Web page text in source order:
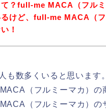
て？full-me MACA（フル
るけど、full-me MACA（
！
も数多くいると思います
（フルミーマカ）
（フルミーマカ）